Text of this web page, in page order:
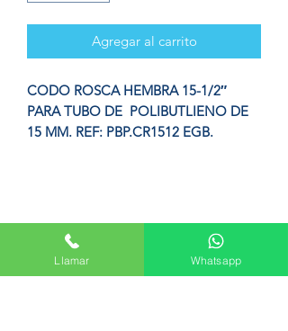
Agregar al carrito
CODO ROSCA HEMBRA 15-1/2″
PARA TUBO DE POLIBUTLIENO DE
15 MM. REF: PBP.CR1512 EGB.
Formulario de suscripción
Llamar Whatsapp